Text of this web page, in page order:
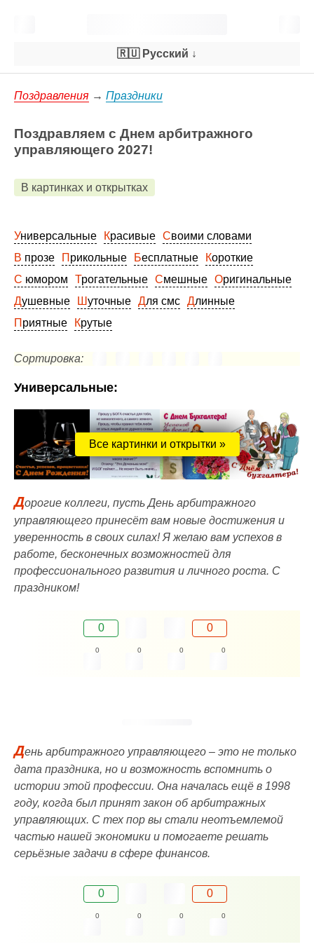
🇷🇺 Русский ↓
Поздравления → Праздники
Поздравляем с Днем арбитражного
управляющего 2027!
В картинках и открытках
Универсальные Красивые
Своими словами
В прозе
Прикольные Бесплатные
Короткие
С юмором
Трогательные Смешные
Оригинальные
Душевные
Шуточные Для смс
Длинные
Приятные
Крутые
Сортировка:
Универсальные:
Все картинки и открытки »
Дорогие коллеги, пусть День арбитражного
управляющего принесёт вам новые достижения и
уверенность в своих силах! Я желаю вам успехов в
работе, бесконечных возможностей для
профессионального развития и личного роста. С
праздником!
0 0
0 0 0 0
День арбитражного управляющего – это не только
дата праздника, но и возможность вспомнить о
истории этой профессии. Она началась ещё в 1998
году, когда был принят закон об арбитражных
управляющих. С тех пор вы стали неотъемлемой
частью нашей экономики и помогаете решать
серьёзные задачи в сфере финансов.
0 0
0 0 0 0